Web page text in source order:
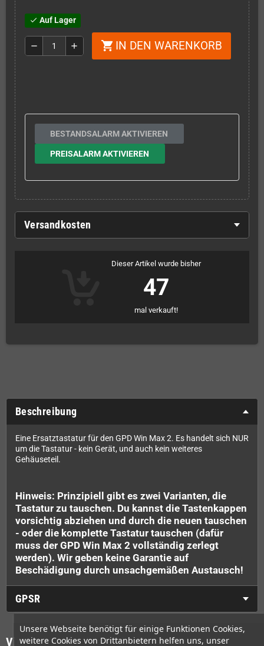
Unsere Webseite benötigt für einige Funktionen Cookies,
weitere Cookies von Drittanbietern helfen uns, unser
check Auf Lager
remove add shopping_cart IN DEN WARENKORB
BESTANDSALARM AKTIVIEREN
PREISALARM AKTIVIEREN
Versandkosten
Dieser Artikel wurde bisher
47
mal verkauft!
Beschreibung
Eine Ersatztastatur für den GPD Win Max 2. Es handelt sich NUR
um die Tastatur - kein Gerät, und auch kein weiteres
Gehäuseteil.
Hinweis: Prinzipiell gibt es zwei Varianten, die
Tastatur zu tauschen. Du kannst die Tastenkappen
vorsichtig abziehen und durch die neuen tauschen
- oder die komplette Tastatur tauschen (dafür
muss der GPD Win Max 2 vollständig zerlegt
werden). Wir geben keine Garantie auf
Beschädigung durch unsachgemäßen Austausch!
GPSR
Vielleicht wäre das auch was für Dich